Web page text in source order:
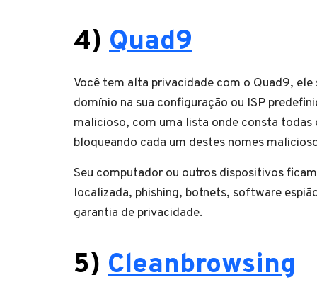
4) Quad9
Você tem alta privacidade com o Quad9,
domínio na sua configuração ou ISP
malicioso, com uma lista onde consta todas
bloqueando cada um destes nomes
Seu computador ou outros dispositivos
localizada, phishing, botnets, software
garantia de privacidade.
5) Cleanbrowsing